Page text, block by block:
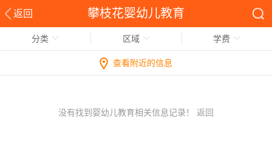
返回 攀枝花婴幼儿教育
分类 区域 学费
查看附近的信息
没有找到婴幼儿教育相关信息记录！ 返回